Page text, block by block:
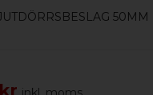
50MM